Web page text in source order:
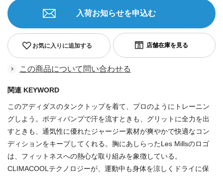
お気に入りに追加する
入荷お知らせを申込む
この商品について問い合わせる
関連 KEYWORD
このアディダスのタンクトップを着て、プロのようにトレーニン
グしよう。ボディパンプで汗を流すときも、グリットに全力を出
すときも、通気性に優れたジャージー素材が爽やかで快適なコン
ディションをキープしてくれる。胸にあしらったLes Millsのロゴ
は、フィットネスへの熱心な取り組みを象徴している。
CLIMACOOLテクノロジーが、運動中も身体を涼しくドライに保